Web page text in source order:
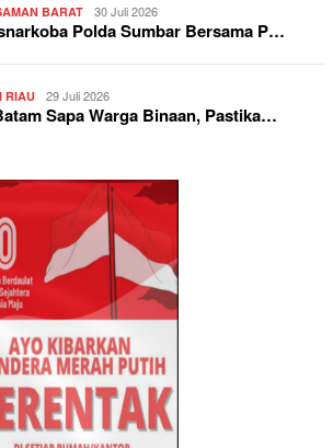
BARAT 30 Juli 2026
Polda Sumbar Bersama P…
RIAU 29 Juli 2026
Sapa Warga Binaan, Pastika…